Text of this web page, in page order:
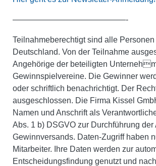
——————————————-
Teilnahmeberechtigt sind alle
Deutschland. Von der Teilnahme
Angehörige der beteiligten
Gewinnspielvereine. Die Gewinner
oder schriftlich benachrichtigt. Der
ausgeschlossen. Die Firma Kissel
Namen und Anschrift als
Abs. 1 b) DSGVO zur Durchführung
Gewinnversands. Daten-Zugriff haben
Mitarbeiter. Ihre Daten werden zur
Entscheidungsfindung genutzt und